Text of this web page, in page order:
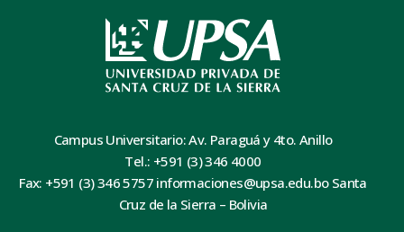
Campus Universitario: Av. Paraguá y 4to. Anillo
Tel.: +591 (3) 346 4000
Fax: +591 (3) 346 5757 informaciones@upsa.edu.bo Santa
Cruz de la Sierra – Bolivia